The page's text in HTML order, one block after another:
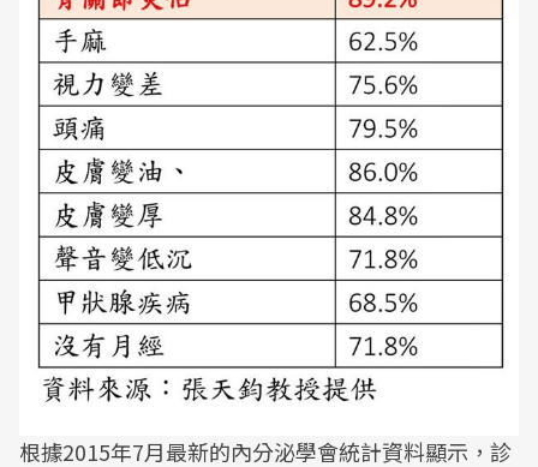
根據2015年7月最新的內分泌學會統計資料顯示，診